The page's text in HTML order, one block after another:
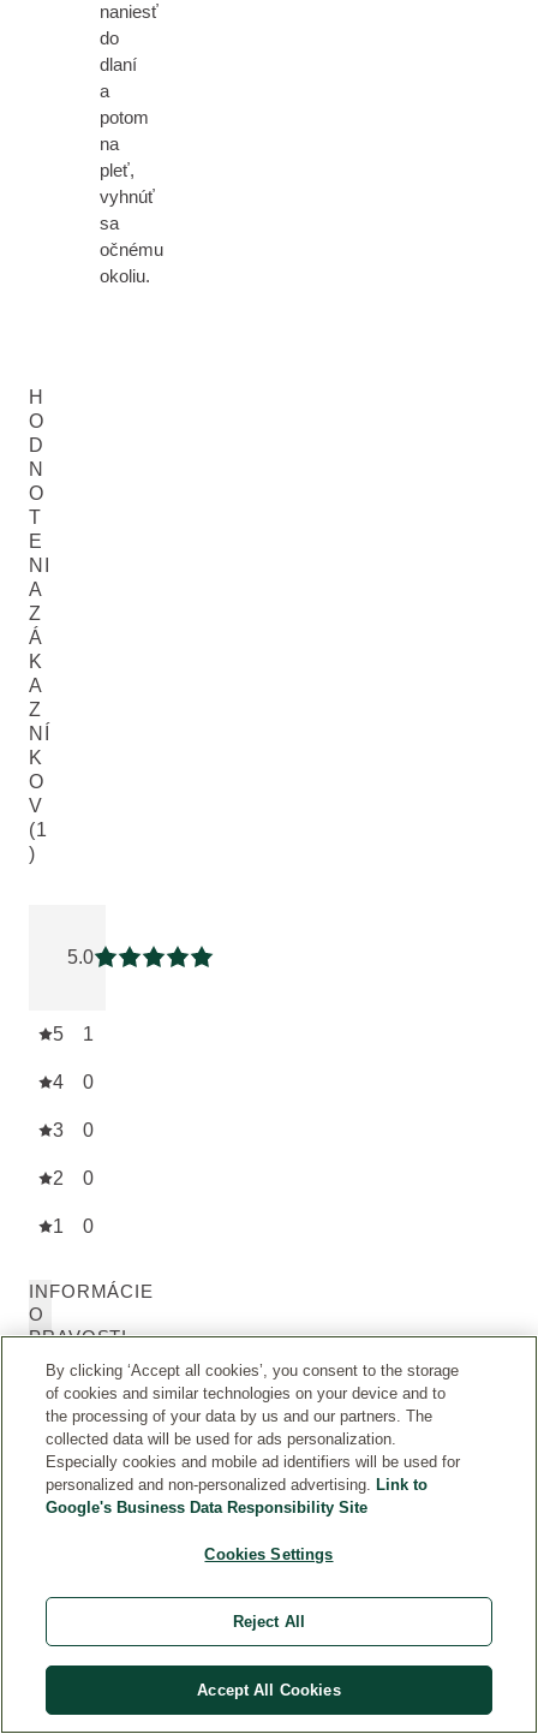
naniesť
do
dlaní
a
potom
na
pleť,
vyhnúť
sa
očnému
okoliu.
H
O
D
N
O
T
E
NI
A
Z
Á
K
A
Z
NÍ
K
O
V
(1
)
5.0
Aktuálne hodnotenie: 5 z 5 hviezdičiek
5 1
4 0
3 0
2 0
1 0
INFORMÁCIE
O
PRAVOSTI
ZÁKAZNÍCKYCH
RECENZIÍ
ve
ná
nz
By clicking ‘Accept all cookies’, you consent to the storage
of cookies and similar technologies on your device and to
the processing of your data by us and our partners. The
collected data will be used for ads personalization.
Especially cookies and mobile ad identifiers will be used for
personalized and non-personalized advertising. Link to
Google's Business Data Responsibility Site
Cookies Settings
Reject All
Accept All Cookies